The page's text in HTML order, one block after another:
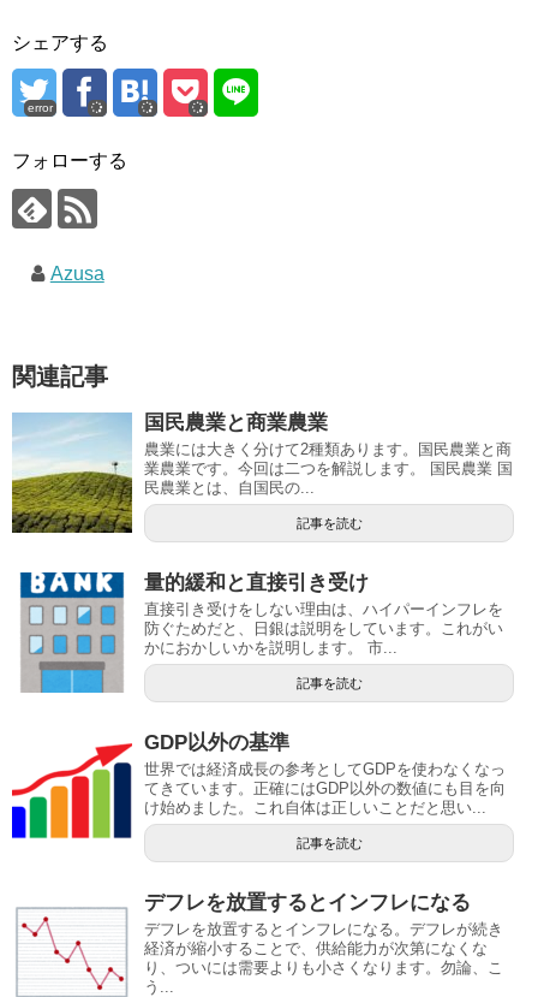
シェアする
error
フォローする
Azusa
関連記事
国民農業と商業農業
農業には大きく分けて2種類あります。国民農業と商
業農業です。今回は二つを解説します。 国民農業 国
民農業とは、自国民の...
記事を読む
量的緩和と直接引き受け
直接引き受けをしない理由は、ハイパーインフレを
防ぐためだと、日銀は説明をしています。これがい
かにおかしいかを説明します。 市...
記事を読む
GDP以外の基準
世界では経済成長の参考としてGDPを使わなくなっ
てきています。正確にはGDP以外の数値にも目を向
け始めました。これ自体は正しいことだと思い...
記事を読む
デフレを放置するとインフレになる
デフレを放置するとインフレになる。デフレが続き
経済が縮小することで、供給能力が次第になくな
り、ついには需要よりも小さくなります。勿論、こ
う...